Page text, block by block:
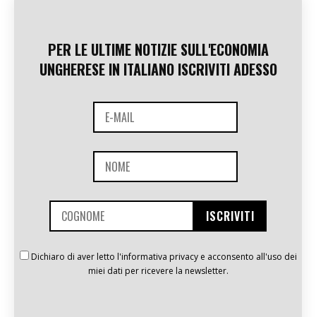
PER LE ULTIME NOTIZIE SULL'ECONOMIA
UNGHERESE IN ITALIANO ISCRIVITI ADESSO
Dichiaro di aver letto l'informativa privacy e acconsento all'uso dei
miei dati per ricevere la newsletter.